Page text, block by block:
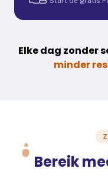
Elke dag zonder
minder
Bereik